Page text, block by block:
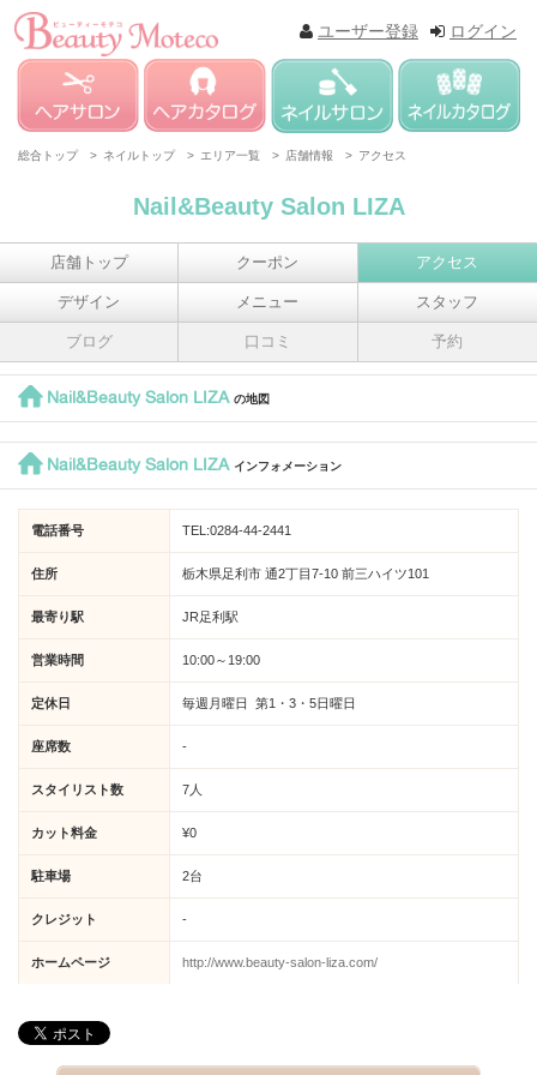
ログイン
ユーザー登録
総合トップ > ネイルトップ > エリア一覧 > 店舗情報 > アクセス
Nail&Beauty Salon LIZA
店舗トップ クーポン アクセス
デザイン メニュー スタッフ
ブログ 口コミ 予約
Nail&Beauty Salon LIZA の地図
Nail&Beauty Salon LIZA インフォメーション
電話番号 TEL:0284-44-2441
住所 栃木県足利市 通2丁目7-10 前三ハイツ101
最寄り駅 JR足利駅
営業時間 10:00～19:00
定休日 毎週月曜日 第1・3・5日曜日
座席数 -
スタイリスト数 7人
カット料金 ¥0
駐車場 2台
クレジット -
ホームページ http://www.beauty-salon-liza.com/